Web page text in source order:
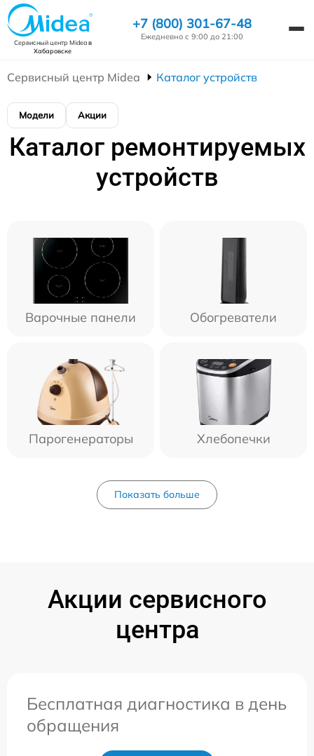
Сервисный центр Mideaв
Хабаровске
+7 (800) 301-67-48
Ежедневно с 9:00 до 21:00
Сервисный центр Midea Каталог устройств
Модели Акции
Каталог ремонтируемых
устройств
Варочные панели Обогреватели
Парогенераторы Хлебопечки
Показать больше
Акции сервисного
центра
Бесплатная диагностика в день
обращения